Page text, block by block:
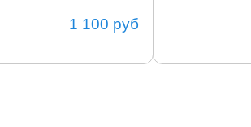
1 100 руб